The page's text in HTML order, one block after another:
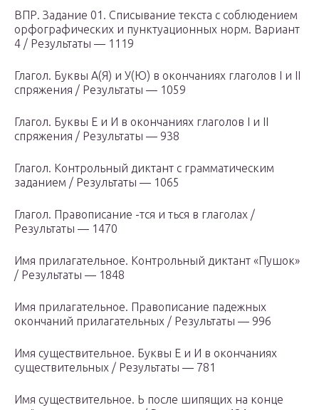
ВПР. Задание 01. Списывание текста с соблюдением
орфографических и пунктуационных норм. Вариант
4 / Результаты — 1119
Глагол. Буквы А(Я) и У(Ю) в окончаниях глаголов I и II
спряжения / Результаты — 1059
Глагол. Буквы Е и И в окончаниях глаголов I и II
спряжения / Результаты — 938
Глагол. Контрольный диктант с грамматическим
заданием / Результаты — 1065
Глагол. Правописание -тся и ться в глаголах /
Результаты — 1470
Имя прилагательное. Контрольный диктант «Пушок»
/ Результаты — 1848
Имя прилагательное. Правописание падежных
окончаний прилагательных / Результаты — 996
Имя существительное. Буквы Е и И в окончаниях
существительных / Результаты — 781
Имя существительное. Ь после шипящих на конце